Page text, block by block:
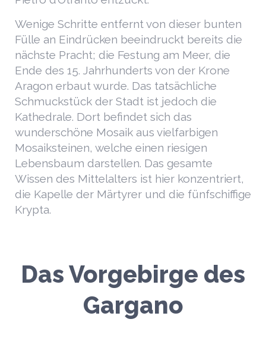
Wenige Schritte entfernt von dieser bunten
Fülle an Eindrücken beeindruckt bereits die
nächste Pracht; die Festung am Meer, die
Ende des 15. Jahrhunderts von der Krone
Aragon erbaut wurde. Das tatsächliche
Schmuckstück der Stadt ist jedoch die
Kathedrale. Dort befindet sich das
wunderschöne Mosaik aus vielfarbigen
Mosaiksteinen, welche einen riesigen
Lebensbaum darstellen. Das gesamte
Wissen des Mittelalters ist hier konzentriert,
die Kapelle der Märtyrer und die fünfschiffige
Krypta.
Das Vorgebirge des
Gargano